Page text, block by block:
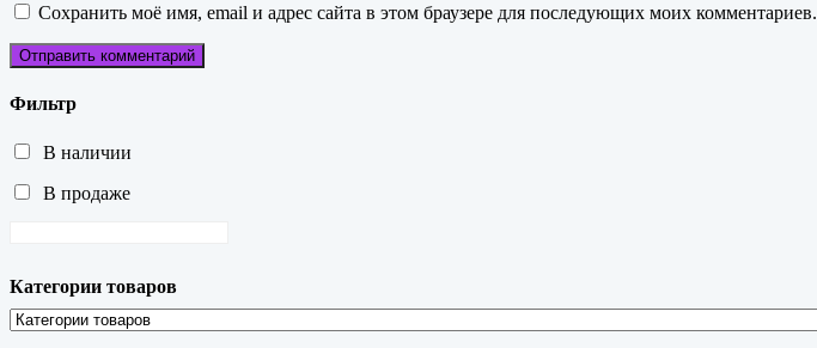
Сохранить моё имя, email и адрес сайта в этом браузере для последующих моих комментариев.
Фильтр
В наличии
В продаже
Категории товаров